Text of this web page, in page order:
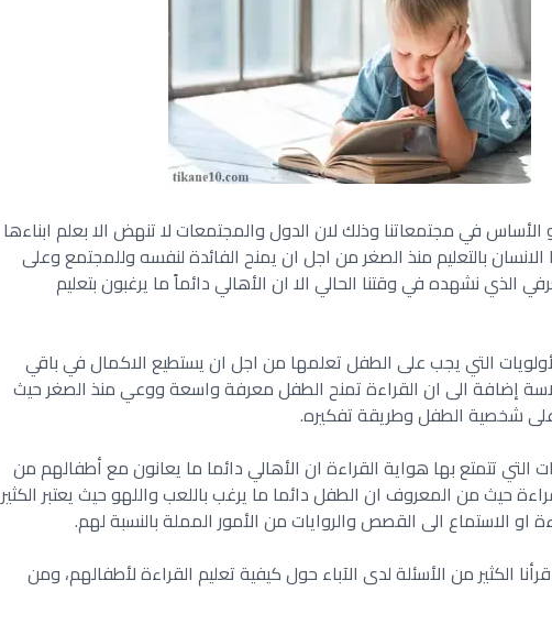
الأساس في مجتمعاتنا وذلك لان الدول والمجتمعات لا تنهض الا بعلم ابناءها
بالتعليم منذ الصغر من اجل ان يمنح الفائدة لنفسه وللمجتمع وعلى
الذي نشهده في وقتنا الحالي الا ان الأهالي دائماً ما يرغبون بتعليم
التي يجب على الطفل تعلمها من اجل ان يستطيع الاكمال في باقي
إضافة الى ان القراءة تمنح الطفل معرفة واسعة ووعي منذ الصغر حيث
على شخصية الطفل وطريقة تفكيره.
التي تتمتع بها هواية القراءة ان الأهالي دائما ما يعانون مع أطفالهم من
حيث من المعروف ان الطفل دائما ما يرغب باللعب واللهو حيث يعتبر الكثير
او الاستماع الى القصص والروايات من الأمور المملة بالنسبة لهم.
الكثير من الأسئلة لدى الآباء حول كيفية تعليم القراءة لأطفالهم، ومن